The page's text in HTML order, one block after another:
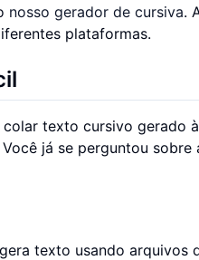
nosso gerador de cursiva.
plataformas.
texto cursivo gerado
já se perguntou
texto usando arquivos